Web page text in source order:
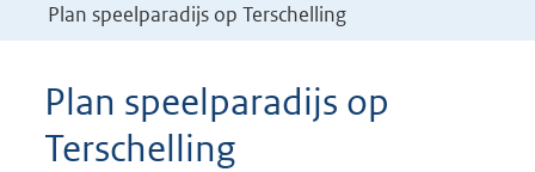
Plan speelparadijs op Terschelling
Plan speelparadijs op
Terschelling